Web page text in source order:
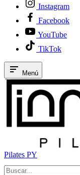
Instagram
Facebook
YouTube
TikTok
Menú
Pilates PY